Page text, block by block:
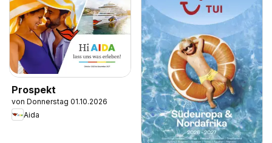
Prospekt
von Donnerstag 01.10.2026
Aida